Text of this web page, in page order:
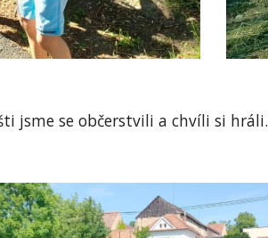
jsme se občerstvili a chvíli si hráli.